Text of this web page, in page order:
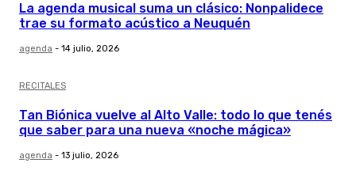
La agenda musical suma un clásico: Nonpalidece
trae su formato acústico a Neuquén
agenda - 14 julio, 2026
RECITALES
Tan Biónica vuelve al Alto Valle: todo lo que tenés
que saber para una nueva «noche mágica»
agenda - 13 julio, 2026